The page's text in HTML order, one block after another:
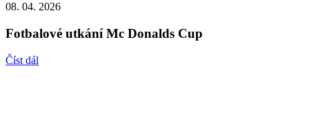
08. 04. 2026
Fotbalové utkání Mc Donalds Cup
Číst dál